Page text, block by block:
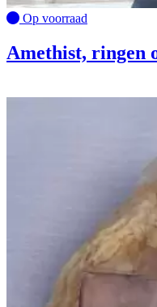
Op voorraad
Amethist, ringen